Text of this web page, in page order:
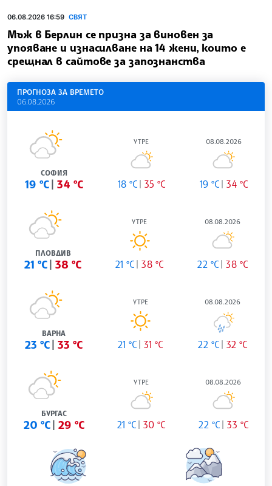
06.08.2026 16:59 СВЯТ
Мъж в Берлин се призна за виновен за
упояване и изнасилване на 14 жени, които е
срещнал в сайтове за запознанства
ПРОГНОЗА ЗА ВРЕМЕТО
06.08.2026
СОФИЯ
19 °C 34 °C
УТРЕ
18 °C 35 °C
08.08.2026
19 °C 34 °C
ПЛОВДИВ
21 °C 38 °C
УТРЕ
21 °C 38 °C
08.08.2026
22 °C 38 °C
ВАРНА
23 °C 33 °C
УТРЕ
21 °C 31 °C
08.08.2026
22 °C 32 °C
БУРГАС
20 °C 29 °C
УТРЕ
21 °C 30 °C
08.08.2026
22 °C 33 °C